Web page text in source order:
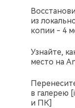
из
копии - 4
Узнайте,
место на
в галерею
и ПК]